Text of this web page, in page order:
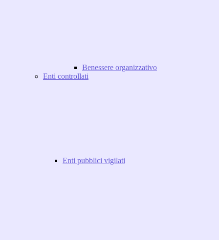
Benessere organizzativo
Enti controllati
Enti pubblici vigilati